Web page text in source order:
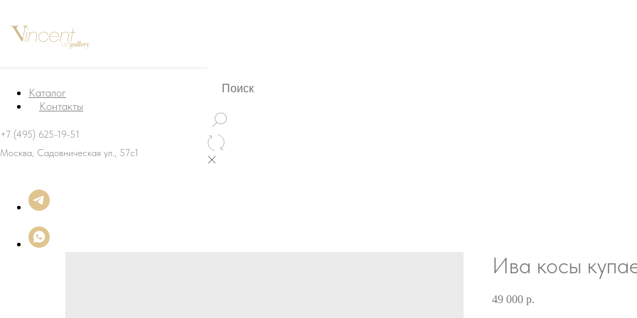
Каталог
Контакты
+7 (495) 625-19-51
Москва, Садовническая ул., 57с1
Ива косы
49 000 р.